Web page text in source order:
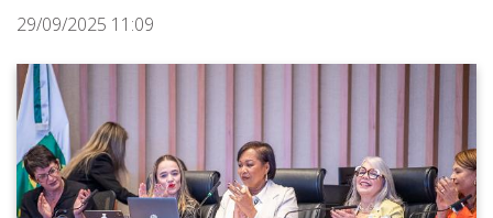
29/09/2025 11:09